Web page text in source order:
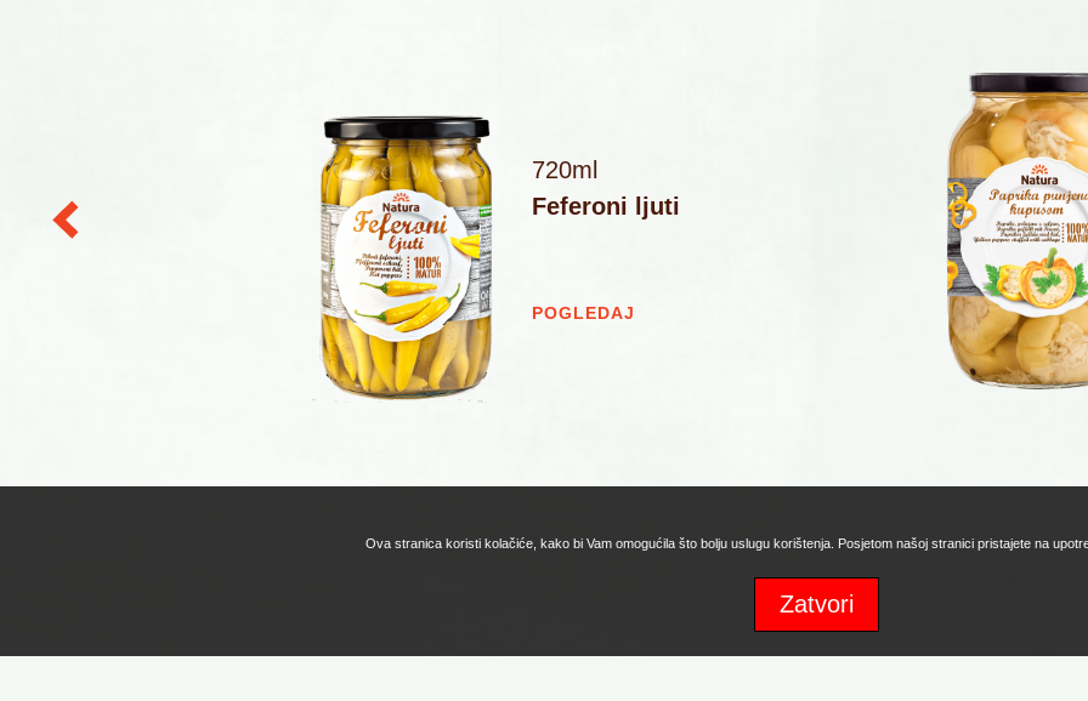
Ova stranica koristi kolačiće, kako bi Vam omogućila što bolju uslugu korištenja. Posjetom našoj stranici pristajete na
Zatvori
720ml
Feferoni ljuti
POGLEDAJ